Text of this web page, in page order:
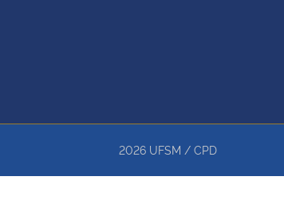
2026 UFSM / CPD